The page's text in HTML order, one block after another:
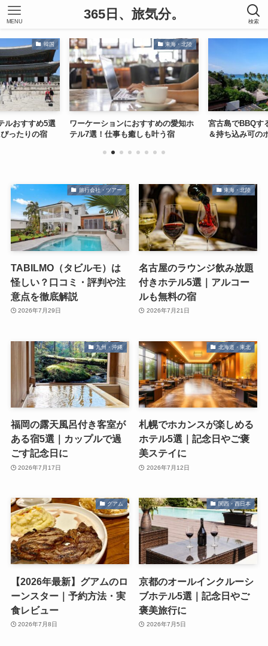
365日、旅気分。 検索
MENU
韓国
ルおすすめ5選
ったりの宿
東海・北陸
ワーケーションにおすすめの愛知ホ
テル7選！仕事も癒しも叶う宿
宮古島でBBQす
＆持ち込み可の
旅行会社・ツアー
TABILMO（タビルモ）は
怪しい？口コミ・評判や注
意点を徹底解説
2026年7月29日
東海・北陸
名古屋のラウンジ飲み放題
付きホテル5選｜アルコー
ルも無料の宿
2026年7月21日
九州・沖縄
福岡の露天風呂付き客室が
ある宿5選｜カップルで過
ごす記念日に
2026年7月17日
北海道・東北
札幌でホカンスが楽しめる
ホテル5選｜記念日やご褒
美ステイに
2026年7月12日
グアム
【2026年最新】グアムのロ
ーンスター｜予約方法・実
食レビュー
2026年7月8日
関西・西日本
京都のオールインクルーシ
ブホテル5選｜記念日やご
褒美旅行に
2026年7月5日